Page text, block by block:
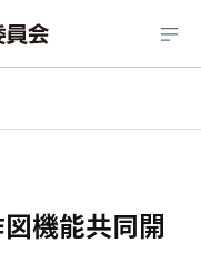
図機能共同開